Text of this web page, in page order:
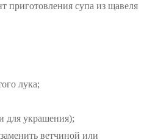
приготовления супа из щавеля
лука;
для украшения);
ветчиной или